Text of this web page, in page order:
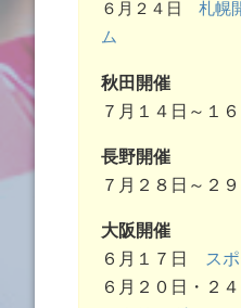
６月２４日 札幌
ム
秋田開催
７月１４日～１
長野開催
７月２８日～２
大阪開催
６月１７日
ス
６月２０日・２